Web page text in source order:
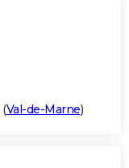
(Val-de-Marne)